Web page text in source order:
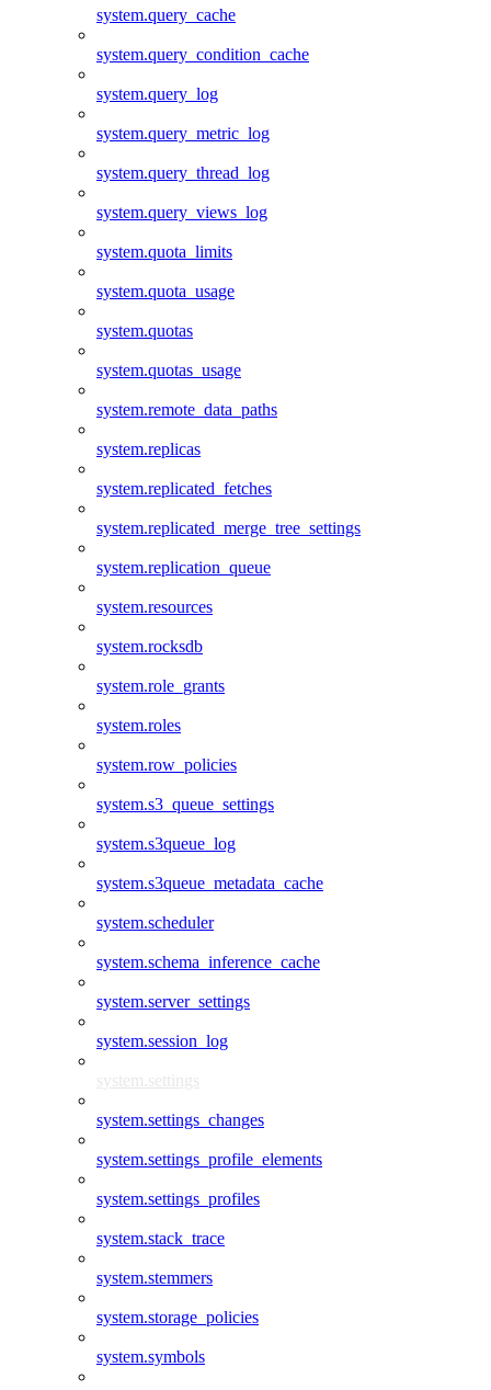
system.query_cache
system.query_condition_cache
system.query_log
system.query_metric_log
system.query_thread_log
system.query_views_log
system.quota_limits
system.quota_usage
system.quotas
system.quotas_usage
system.remote_data_paths
system.replicas
system.replicated_fetches
system.replicated_merge_tree_settings
system.replication_queue
system.resources
system.rocksdb
system.role_grants
system.roles
system.row_policies
system.s3_queue_settings
system.s3queue_log
system.s3queue_metadata_cache
system.scheduler
system.schema_inference_cache
system.server_settings
system.session_log
system.settings
system.settings_changes
system.settings_profile_elements
system.settings_profiles
system.stack_trace
system.stemmers
system.storage_policies
system.symbols